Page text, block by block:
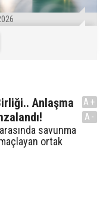
Anlaşma
savunma
ortak
A+
A-